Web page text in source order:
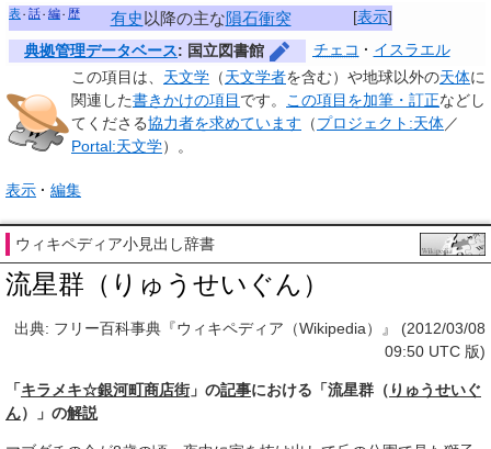
[表示]
表 話 編 歴 有史 以降の主な隕石衝突
典拠管理データベース: 国立図書館 チェコ
イスラエル
この項目は、 天文学 （天文学者を含む） や地球以外の天体に
関連した書きかけの項目 です。 この項目を加筆・訂正などし
てくださる協力者を求めています （プロジェクト:天体／
Portal:天文学）。
表示 編集
ウィキペディア小見出し辞書
流星群（りゅうせいぐん）
出典: フリー百科事典『ウィキペディア（Wikipedia）』 (2012/03/08
09:50 UTC 版)
「キラメキ☆銀河町商店街 」の記事における「流星群（ りゅうせいぐ
ん）」の解説